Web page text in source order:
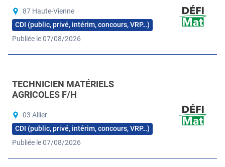
87 Haute-Vienne
CDI (public, privé, intérim, concours, VRP…)
Publiée le 07/08/2026
TECHNICIEN MATÉRIELS
AGRICOLES F/H
03 Allier
CDI (public, privé, intérim, concours, VRP…)
Publiée le 07/08/2026